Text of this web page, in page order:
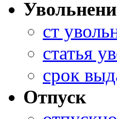
ст
статья
срок
Отпуск